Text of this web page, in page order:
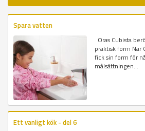
Spara vatten
Oras Cubista
praktisk form När
fick sin form för
målsättningen...
Ett vanligt kök - del 6